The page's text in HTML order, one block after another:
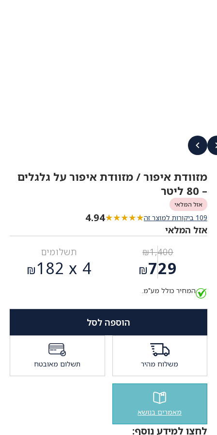
מזוודת איפור / מזוודת איפור על גלגלים
– 80 ליטר
אזל המלאי
109 ביקורות למוצר זה ★★★★★
★★★★★
4.94
אזל המלאי
₪1,400
המחיר
המקורי
היה:
₪729
הנוכחי
הוא:
תשלומים
4 x
₪182
המחיר כולל מע"מ.
הוספה לסל
משלוח מהיר תשלום מאובטח
מאמרים בנושא
לחצו למידע נוסף: